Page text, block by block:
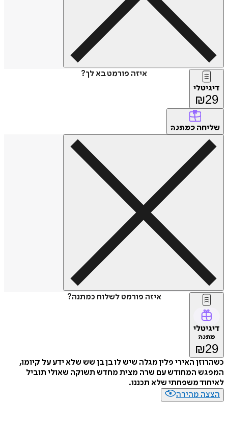
איזה פורמט בא לך?
דיגיטלי
₪29
שליחה כמתנה
איזה פורמט לשלוח כמתנה?
דיגיטלי
מתנה
₪29
כשהרוזן האירי פלין מגלה שיש לו בן בן שש שלא ידע על קיומו,
המפגש המחודש עם שרה מצית מחדש תשוקה שאולי תוביל
לאיחוד משפחתי שלא תכננו.
הצצה מהירה